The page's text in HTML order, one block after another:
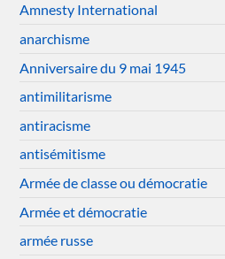
Amnesty International
anarchisme
Anniversaire du 9 mai 1945
antimilitarisme
antiracisme
antisémitisme
Armée de classe ou démocratie
Armée et démocratie
armée russe